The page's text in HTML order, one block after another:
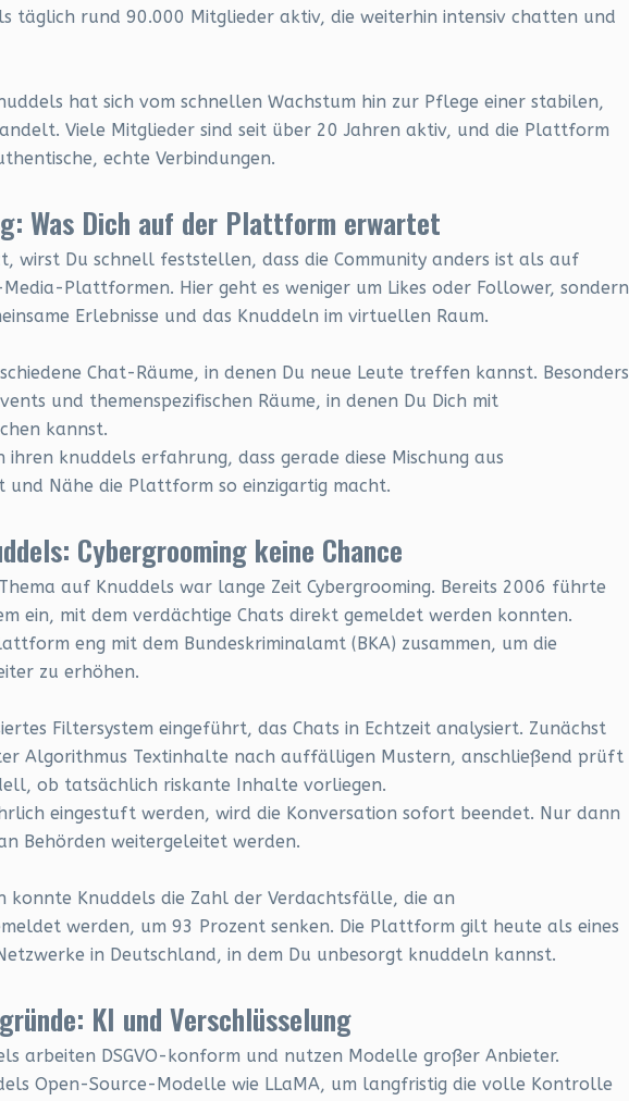
täglich rund 90.000 Mitglieder aktiv, die weiterhin intensiv chatten und
hat sich vom schnellen Wachstum hin zur Pflege einer stabilen,
Viele Mitglieder sind seit über 20 Jahren aktiv, und die Plattform
echte Verbindungen.
Was Dich auf der Plattform erwartet
wirst Du schnell feststellen, dass die Community anders ist als auf
Plattformen. Hier geht es weniger um Likes oder Follower, sondern
Erlebnisse und das Knuddeln im virtuellen Raum.
Chat-Räume, in denen Du neue Leute treffen kannst. Besonders
und themenspezifischen Räume, in denen Du Dich mit
kannst.
knuddels erfahrung, dass gerade diese Mischung aus
und Nähe die Plattform so einzigartig macht.
Cybergrooming keine Chance
auf Knuddels war lange Zeit Cybergrooming. Bereits 2006 führte
ein, mit dem verdächtige Chats direkt gemeldet werden konnten.
eng mit dem Bundeskriminalamt (BKA) zusammen, um die
zu erhöhen.
Filtersystem eingeführt, das Chats in Echtzeit analysiert. Zunächst
Algorithmus Textinhalte nach auffälligen Mustern, anschließend prüft
ob tatsächlich riskante Inhalte vorliegen.
eingestuft werden, wird die Konversation sofort beendet. Nur dann
Behörden weitergeleitet werden.
konnte Knuddels die Zahl der Verdachtsfälle, die an
werden, um 93 Prozent senken. Die Plattform gilt heute als eines
in Deutschland, in dem Du unbesorgt knuddeln kannst.
KI und Verschlüsselung
arbeiten DSGVO-konform und nutzen Modelle großer Anbieter.
Open-Source-Modelle wie LLaMA, um langfristig die volle Kontrolle